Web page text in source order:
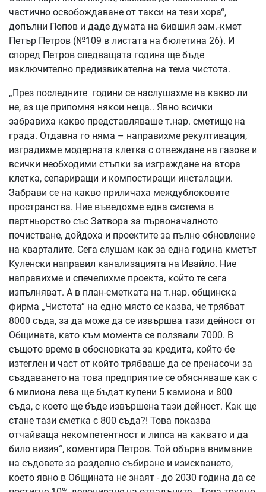
частично освобождаване от такси на тези хора“,
допълни Попов и даде думата на бившия зам.-кмет
Петър Петров (№109 в листата на бюлетина 26). И
според Петров следващата година ще бъде
изключително предизвикателна на тема чистота.
„През последните години се наслушахме на какво ли
не, аз ще припомня някои неща.. Явно всички
забравиха какво представляваше т.нар. сметище на
града. Отдавна го няма – направихме рекултивация,
изградихме модерната клетка с отвеждане на газове и
всички необходими стъпки за изграждане на втора
клетка, сепариращи и компостиращи инсталации.
Забрави се на какво приличаха междублоковите
пространства. Ние въведохме една система в
партньорство със Затвора за първоначалното
почистване, дойдоха и проектите за пълно обновление
на кварталите. Сега слушам как за една година кметът
Куленски направил канализацията на Ивайло. Ние
направихме и спечелихме проекта, който те сега
изпълняват. А в план-сметката на т.нар. общинска
фирма „Чистота“ на едно място се казва, че трябват
8000 съда, за да може да се извършва тази дейност от
Общината, като към момента се ползвали 7000. В
същото време в обосновката за кредита, който бе
изтеглен и част от който трябваше да се пренасочи за
създаването на това предприятие се обясняваше как с
6 милиона лева ще бъдат купени 5 камиона и 800
съда, с което ще бъде извършена тази дейност. Как ще
стане тази сметка с 800 съда?! Това показва
отчайваща некомпетентност и липса на каквато и да
било визия“, коментира Петров. Той обърна внимание
на съдовете за разделно събиране и изискването,
което явно в Общината не знаят - до 2030 година да се